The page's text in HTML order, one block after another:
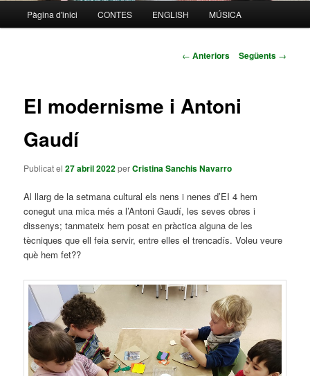
Aneu
principal
Pàgina d'inici CONTES ENGLISH MÚSICA
Navegació
← Anteriors Següents →
El modernisme i Antoni
Gaudí
Publicat el27 abril 2022perCristina Sanchis Navarro
Al llarg de la setmana cultural els nens i nenes d’EI 4 hem
conegut una mica més a l’Antoni Gaudí, les seves obres i
dissenys; tanmateix hem posat en pràctica alguna de les
tècniques que ell feia servir, entre elles el trencadís. Voleu veure
què hem fet??